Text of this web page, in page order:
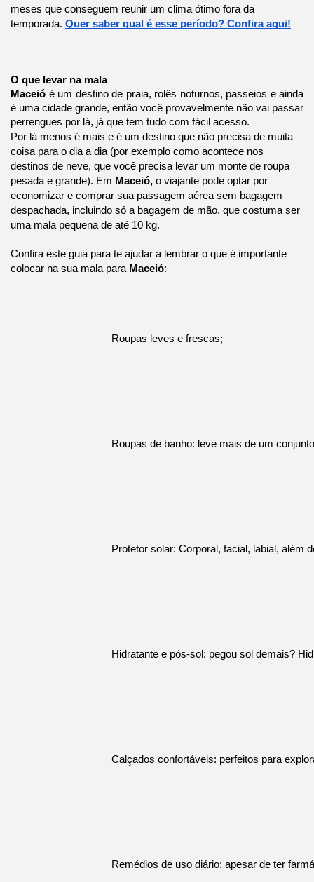
meses que conseguem reunir um clima ótimo fora da
temporada. Quer saber qual é esse período? Confira aqui!
O que levar na mala
Maceió é um destino de praia, rolês noturnos, passeios e ainda
é uma cidade grande, então você provavelmente não vai passar
perrengues por lá, já que tem tudo com fácil acesso.
Por lá menos é mais e é um destino que não precisa de muita
coisa para o dia a dia (por exemplo como acontece nos
destinos de neve, que você precisa levar um monte de roupa
pesada e grande). Em Maceió, o viajante pode optar por
economizar e comprar sua passagem aérea sem bagagem
despachada, incluindo só a bagagem de mão, que costuma ser
uma mala pequena de até 10 kg.
Confira este guia para te ajudar a lembrar o que é importante
colocar na sua mala para Maceió:
Roupas leves e frescas;
Roupas de banho: leve mais de um
Protetor solar: Corporal, facial, labial, além
Hidratante e pós-sol: pegou sol demais?
Calçados confortáveis: perfeitos para
Remédios de uso diário: apesar de ter